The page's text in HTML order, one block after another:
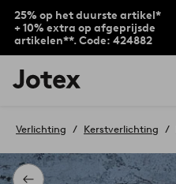
25% op het duurste artikel*
+ 10% extra op afgeprijsde
artikelen**. Code: 424882
Jotex
logo
to
home
page
Verlichting Kerstverlichting